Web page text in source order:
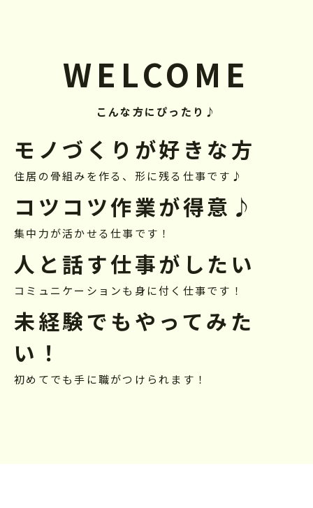
WELCOME
こんな方にぴったり♪
モノづくりが好きな方
住居の骨組みを作る、形に残る仕事です♪
コツコツ作業が得意♪
集中力が活かせる仕事です！
人と話す仕事がしたい
コミュニケーションも身に付く仕事です！
未経験でもやってみた
い！
初めてでも手に職がつけられます！